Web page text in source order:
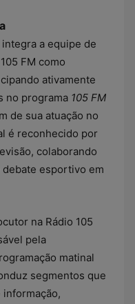
integra a equipe de
FM como
ativamente
no programa 105 FM
de sua atuação no
é reconhecido por
colaborando
esportivo em
na Rádio 105
pela
matinal
segmentos que
informação,